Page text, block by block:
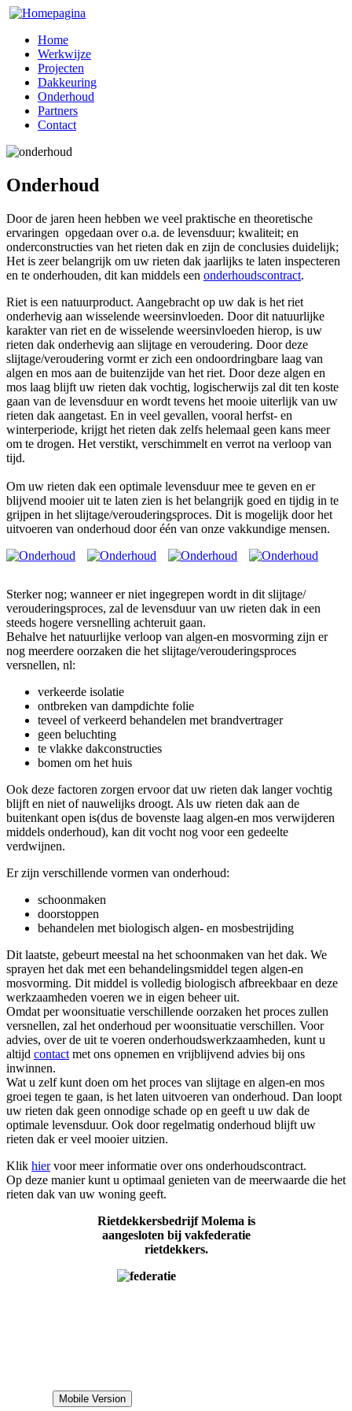
Home
Werkwijze
Projecten
Dakkeuring
Onderhoud
Partners
Contact
Onderhoud
Door de jaren heen hebben we veel praktische en theoretische
ervaringen opgedaan over o.a. de levensduur; kwaliteit; en
onderconstructies van het rieten dak en zijn de conclusies duidelijk;
Het is zeer belangrijk om uw rieten dak jaarlijks te laten inspecteren
en te onderhouden, dit kan middels een onderhoudscontract.
Riet is een natuurproduct. Aangebracht op uw dak is het riet
onderhevig aan wisselende weersinvloeden. Door dit natuurlijke
karakter van riet en de wisselende weersinvloeden hierop, is uw
rieten dak onderhevig aan slijtage en veroudering. Door deze
slijtage/veroudering vormt er zich een ondoordringbare laag van
algen en mos aan de buitenzijde van het riet. Door deze algen en
mos laag blijft uw rieten dak vochtig, logischerwijs zal dit ten koste
gaan van de levensduur en wordt tevens het mooie uiterlijk van uw
rieten dak aangetast. En in veel gevallen, vooral herfst- en
winterperiode, krijgt het rieten dak zelfs helemaal geen kans meer
om te drogen. Het verstikt, verschimmelt en verrot na verloop van
tijd.
Om uw rieten dak een optimale levensduur mee te geven en er
blijvend mooier uit te laten zien is het belangrijk goed en tijdig in te
grijpen in het slijtage/verouderingsproces. Dit is mogelijk door het
uitvoeren van onderhoud door één van onze vakkundige mensen.
Sterker nog; wanneer er niet ingegrepen wordt in dit slijtage/
verouderingsproces, zal de levensduur van uw rieten dak in een
steeds hogere versnelling achteruit gaan.
Behalve het natuurlijke verloop van algen-en mosvorming zijn er
nog meerdere oorzaken die het slijtage/verouderingsproces
versnellen, nl:
verkeerde isolatie
ontbreken van dampdichte folie
teveel of verkeerd behandelen met brandvertrager
geen beluchting
te vlakke dakconstructies
bomen om het huis
Ook deze factoren zorgen ervoor dat uw rieten dak langer vochtig
blijft en niet of nauwelijks droogt. Als uw rieten dak aan de
buitenkant open is(dus de bovenste laag algen-en mos verwijderen
middels onderhoud), kan dit vocht nog voor een gedeelte
verdwijnen.
Er zijn verschillende vormen van onderhoud:
schoonmaken
doorstoppen
behandelen met biologisch algen- en mosbestrijding
Dit laatste, gebeurt meestal na het schoonmaken van het dak. We
sprayen het dak met een behandelingsmiddel tegen algen-en
mosvorming. Dit middel is volledig biologisch afbreekbaar en deze
werkzaamheden voeren we in eigen beheer uit.
Omdat per woonsituatie verschillende oorzaken het proces zullen
versnellen, zal het onderhoud per woonsituatie verschillen. Voor
advies, over de uit te voeren onderhoudswerkzaamheden, kunt u
altijd contact met ons opnemen en vrijblijvend advies bij ons
inwinnen.
Wat u zelf kunt doen om het proces van slijtage en algen-en mos
groei tegen te gaan, is het laten uitvoeren van onderhoud. Dan loopt
uw rieten dak geen onnodige schade op en geeft u uw dak de
optimale levensduur. Ook door regelmatig onderhoud blijft uw
rieten dak er veel mooier uitzien.
Klik hiervoor meer informatie over ons onderhoudscontract.
Op deze manier kunt u optimaal genieten van de meerwaarde die het
rieten dak van uw woning geeft.
Rietdekkersbedrijf Molema is
aangesloten bij vakfederatie
rietdekkers.
Mobile Version